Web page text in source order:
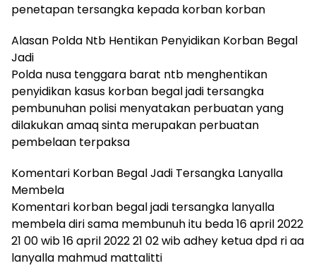
penetapan tersangka kepada korban korban
Alasan Polda Ntb Hentikan Penyidikan Korban Begal
Jadi
Polda nusa tenggara barat ntb menghentikan
penyidikan kasus korban begal jadi tersangka
pembunuhan polisi menyatakan perbuatan yang
dilakukan amaq sinta merupakan perbuatan
pembelaan terpaksa
Komentari Korban Begal Jadi Tersangka Lanyalla
Membela
Komentari korban begal jadi tersangka lanyalla
membela diri sama membunuh itu beda 16 april 2022
21 00 wib 16 april 2022 21 02 wib adhey ketua dpd ri aa
lanyalla mahmud mattalitti